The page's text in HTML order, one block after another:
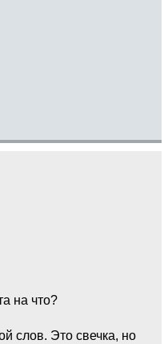
на что?
слов. Это свечка, но